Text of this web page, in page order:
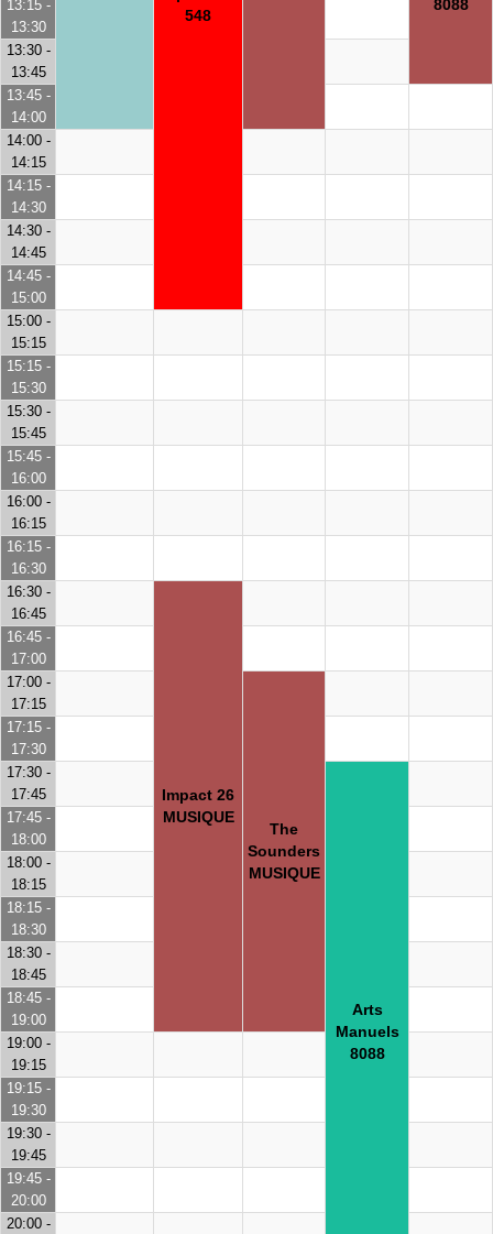
548
8088
13:15 -
13:30
13:30 -
13:45
13:45 -
14:00
14:00 -
14:15
14:15 -
14:30
14:30 -
14:45
14:45 -
15:00
15:00 -
15:15
15:15 -
15:30
15:30 -
15:45
15:45 -
16:00
16:00 -
16:15
16:15 -
16:30
16:30 -
16:45
Impact 26
MUSIQUE
16:45 -
17:00
17:00 -
17:15
The
Sounders
MUSIQUE
17:15 -
17:30
17:30 -
17:45
Arts
Manuels
8088
17:45 -
18:00
18:00 -
18:15
18:15 -
18:30
18:30 -
18:45
18:45 -
19:00
19:00 -
19:15
19:15 -
19:30
19:30 -
19:45
19:45 -
20:00
20:00 -